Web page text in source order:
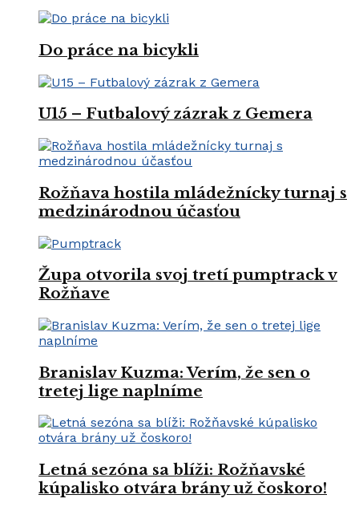
Do práce na bicykli
U15 – Futbalový zázrak z Gemera
Rožňava hostila mládežnícky turnaj s
medzinárodnou účasťou
Župa otvorila svoj tretí pumptrack v
Rožňave
Branislav Kuzma: Verím, že sen o
tretej lige naplníme
Letná sezóna sa blíži: Rožňavské
kúpalisko otvára brány už čoskoro!